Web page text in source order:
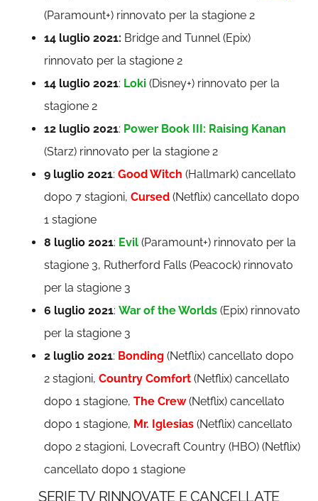
(Paramount+) rinnovato per la stagione 2
14 luglio 2021: Bridge and Tunnel (Epix)
rinnovato per la stagione 2
14 luglio 2021: Loki (Disney+) rinnovato per la
stagione 2
12 luglio 2021: Power Book III: Raising Kanan
(Starz) rinnovato per la stagione 2
9 luglio 2021:Good Witch (Hallmark) cancellato
dopo 7 stagioni,Cursed (Netflix) cancellato dopo
1 stagione
8 luglio 2021: Evil (Paramount+) rinnovato per la
stagione 3, Rutherford Falls (Peacock) rinnovato
per la stagione 3
6 luglio 2021:War of the Worlds (Epix) rinnovato
per la stagione 3
2 luglio 2021: Bonding (Netflix) cancellato dopo
2 stagioni,Country Comfort (Netflix) cancellato
dopo 1 stagione,The Crew(Netflix) cancellato
dopo 1 stagione, Mr. Iglesias (Netflix) cancellato
dopo 2 stagioni, Lovecraft Country (HBO) (Netflix)
cancellato dopo 1 stagione
SERIE TV RINNOVATE E CANCELLATE